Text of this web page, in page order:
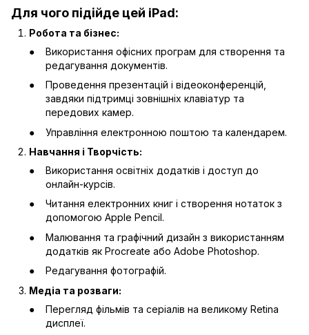
Для чого підійде цей iPad:
Робота та бізнес:
Використання офісних програм для створення та
редагування документів.
Проведення презентацій і відеоконференцій,
завдяки підтримці зовнішніх клавіатур та
передових камер.
Управління електронною поштою та календарем.
Навчання і Творчість:
Використання освітніх додатків і доступ до
онлайн-курсів.
Читання електронних книг і створення нотаток з
допомогою Apple Pencil.
Малювання та графічний дизайн з використанням
додатків як Procreate або Adobe Photoshop.
Редагування фотографій.
Медіа та розваги:
Перегляд фільмів та серіалів на великому Retina
дисплеї.